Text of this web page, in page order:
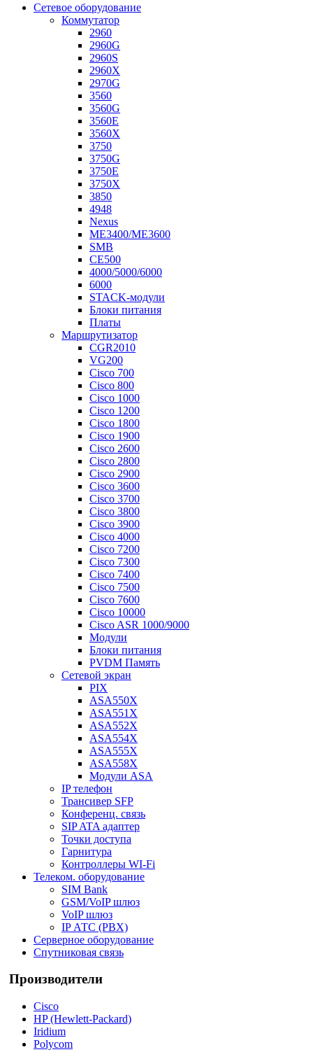
Сетевое оборудование
Коммутатор
2960
2960G
2960S
2960X
2970G
3560
3560G
3560E
3560X
3750
3750G
3750E
3750X
3850
4948
Nexus
ME3400/ME3600
SMB
CE500
4000/5000/6000
6000
STACK-модули
Блоки питания
Платы
Маршрутизатор
CGR2010
VG200
Cisco 700
Cisco 800
Cisco 1000
Cisco 1200
Cisco 1800
Cisco 1900
Cisco 2600
Cisco 2800
Cisco 2900
Cisco 3600
Cisco 3700
Cisco 3800
Cisco 3900
Cisco 4000
Cisco 7200
Cisco 7300
Cisco 7400
Cisco 7500
Cisco 7600
Cisco 10000
Cisco ASR 1000/9000
Модули
Блоки питания
PVDM Память
Сетевой экран
PIX
ASA550X
ASA551X
ASA552X
ASA554X
ASA555X
ASA558X
Модули ASA
IP телефон
Трансивер SFP
Конференц. связь
SIP ATA адаптер
Точки доступа
Гарнитура
Контроллеры WI-Fi
Телеком. оборудование
SIM Bank
GSM/VoIP шлюз
VoIP шлюз
IP АТС (PBX)
Серверное оборудование
Спутниковая связь
Производители
Cisco
HP (Hewlett-Packard)
Iridium
Polycom